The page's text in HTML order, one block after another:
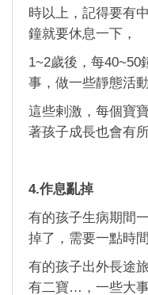
時以上，記得要有
鐘就要休息一下，
1~2歲後，每40~50
事，做一些靜態活
這些剌激，每個寶
著孩子成長也會有
4.作息亂掉
有的孩子生病期間
掉了，需要一點時間
有的孩子出外長途
有二寶…，一些大